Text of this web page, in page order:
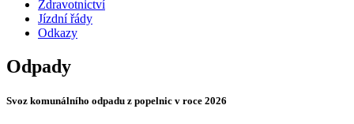
Zdravotnictví
Jízdní řády
Odkazy
Odpady
Svoz komunálního odpadu z popelnic v roce 2026